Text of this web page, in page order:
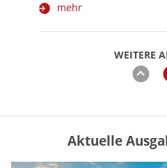
WEITERE
mehr
Vermieter-
die Wohnung
Aktuelle